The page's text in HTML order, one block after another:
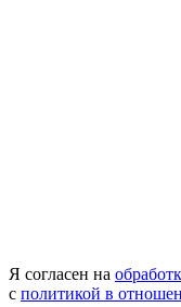
Я согласен на
с политикой в